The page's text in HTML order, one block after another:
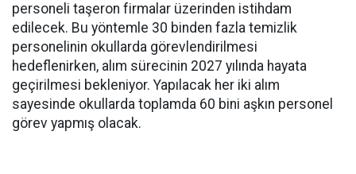
personeli taşeron firmalar üzerinden istihdam
edilecek. Bu yöntemle 30 binden fazla temizlik
personelinin okullarda görevlendirilmesi
hedeflenirken, alım sürecinin 2027 yılında hayata
geçirilmesi bekleniyor. Yapılacak her iki alım
sayesinde okullarda toplamda 60 bini aşkın personel
görev yapmış olacak.